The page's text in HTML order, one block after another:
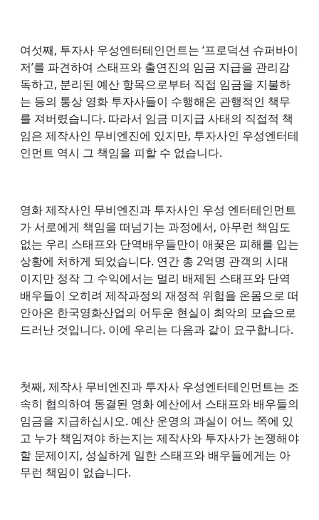
여섯째, 투자사 우성엔터테인먼트는 ‘프로덕션 슈퍼바이
저’를 파견하여 스태프와 출연진의 임금 지급을 관리감
독하고, 분리된 예산 항목으로부터 직접 임금을 지불하
는 등의 통상 영화 투자사들이 수행해온 관행적인 책무
를 져버렸습니다. 따라서 임금 미지급 사태의 직접적 책
임은 제작사인 무비엔진에 있지만, 투자사인 우성엔터테
인먼트 역시 그 책임을 피할 수 없습니다.
영화 제작사인 무비엔진과 투자사인 우성 엔터테인먼트
가 서로에게 책임을 떠넘기는 과정에서, 아무런 책임도
없는 우리 스태프와 단역배우들만이 애꿎은 피해를 입는
상황에 처하게 되었습니다. 연간 총 2억명 관객의 시대
이지만 정작 그 수익에서는 멀리 배제된 스태프와 단역
배우들이 오히려 제작과정의 재정적 위험을 온몸으로 떠
안아온 한국영화산업의 어두운 현실이 최악의 모습으로
드러난 것입니다. 이에 우리는 다음과 같이 요구합니다.
첫째, 제작사 무비엔진과 투자사 우성엔터테인먼트는 조
속히 협의하여 동결된 영화 예산에서 스태프와 배우들의
임금을 지급하십시오. 예산 운영의 과실이 어느 쪽에 있
고 누가 책임져야 하는지는 제작사와 투자사가 논쟁해야
할 문제이지, 성실하게 일한 스태프와 배우들에게는 아
무런 책임이 없습니다.